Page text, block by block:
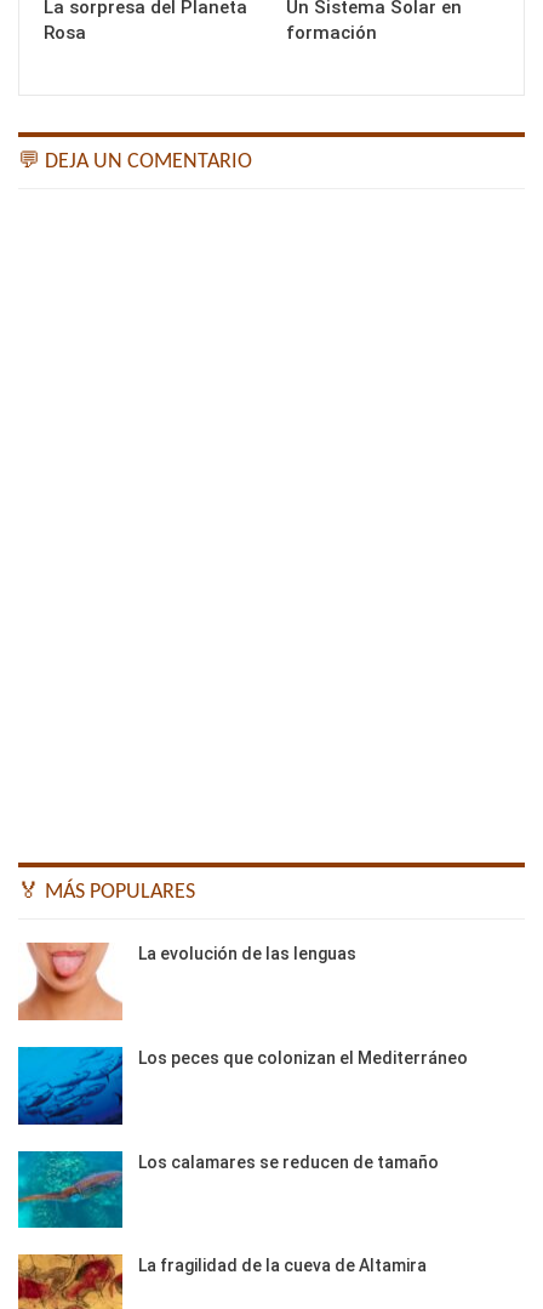
La sorpresa del Planeta
Rosa
Un Sistema Solar en
formación
💬 DEJA UN COMENTARIO
🏅 MÁS POPULARES
La evolución de las lenguas
Los peces que colonizan el Mediterráneo
Los calamares se reducen de tamaño
La fragilidad de la cueva de Altamira